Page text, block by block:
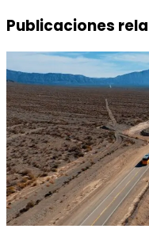
Publicaciones